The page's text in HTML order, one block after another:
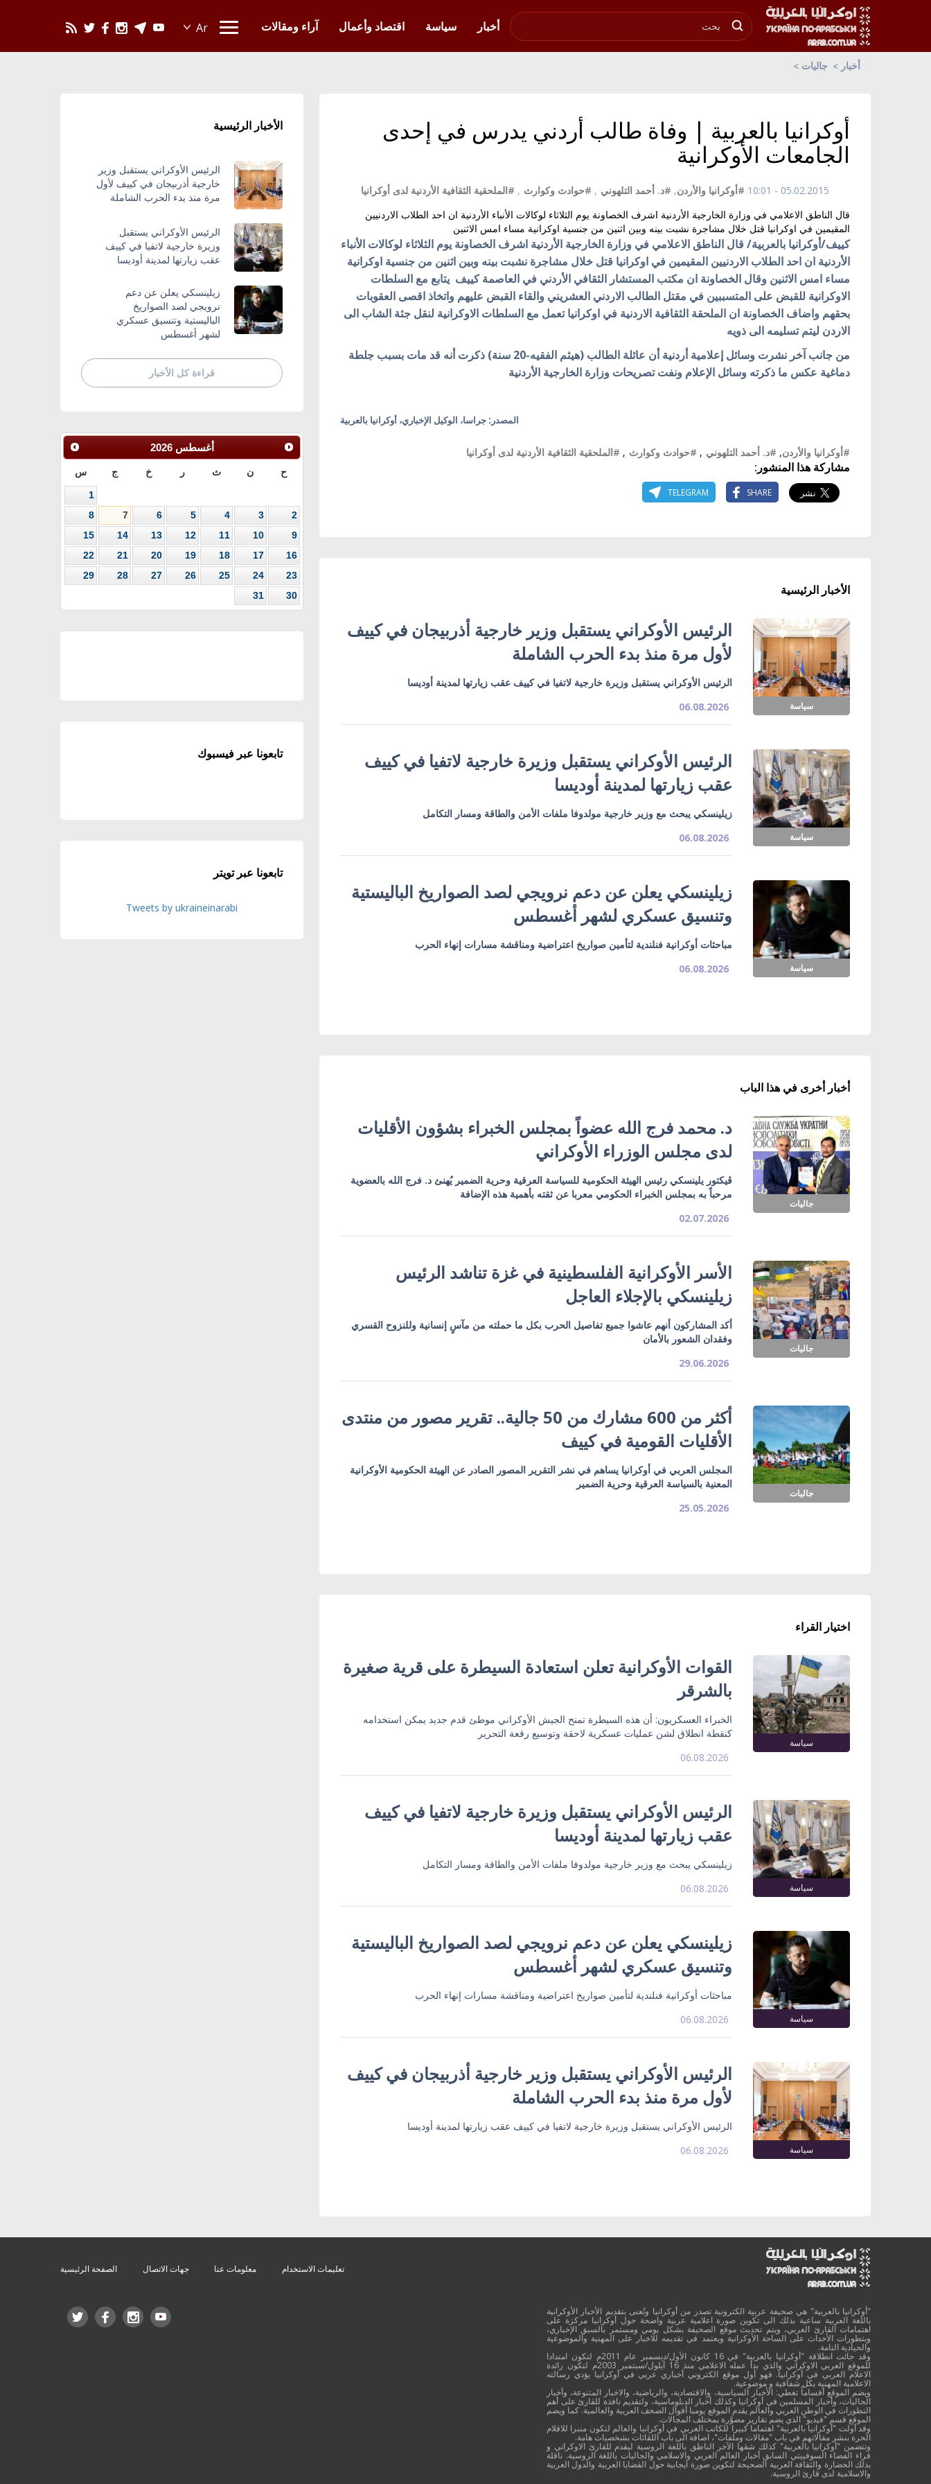
أخبار
سياسة اقتصاد وأعمال آراء ومقالات
أخبار جاليات
أوكرانيا بالعربية | وفاة طالب أردني يدرس في إحدى
الجامعات الأوكرانية
05.02.2015 - 10:01 #أوكرانيا والأردن, #د. أحمد التلهوني , #حوادث وكوارث , #الملحقية الثقافية الأردنية لدى أوكرانيا
قال الناطق الاعلامي في وزارة الخارجية الأردنية اشرف الخصاونة يوم الثلاثاء لوكالات الأنباء الأردنية ان احد الطلاب الاردنيين
المقيمين في اوكرانيا قتل خلال مشاجرة نشبت بينه وبين اثنين من جنسية اوكرانية مساء امس الاثنين
كييف/أوكرانيا بالعربية/ قال الناطق الاعلامي في وزارة الخارجية الأردنية اشرف الخصاونة يوم الثلاثاء لوكالات الأنباء
الأردنية ان احد الطلاب الاردنيين المقيمين في اوكرانيا قتل خلال مشاجرة نشبت بينه وبين اثنين من جنسية اوكرانية
مساء امس الاثنين وقال الخصاونة ان مكتب المستشار الثقافي الأردني في العاصمة كييف يتابع مع السلطات
الاوكرانية للقبض على المتسببين في مقتل الطالب الاردني العشريني والقاء القبض عليهم واتخاذ اقصى العقوبات
بحقهم واضاف الخصاونة ان الملحقة الثقافية الاردنية في اوكرانيا تعمل مع السلطات الاوكرانية لنقل جثة الشاب الى
الاردن ليتم تسليمه الى ذويه
من جانب آخر نشرت وسائل إعلامية أردنية أن عائلة الطالب (هيثم الفقيه-20 سنة) ذكرت أنه قد مات بسبب جلطة
دماغية عكس ما ذكرته وسائل الإعلام ونفت تصريحات وزارة الخارجية الأردنية
المصدر: جراسا، الوكيل الإخباري، أوكرانيا بالعربية
#أوكرانيا والأردن, #د. أحمد التلهوني , #حوادث وكوارث , #الملحقية الثقافية الأردنية لدى أوكرانيا
مشاركة هذا المنشور:
SHARE
TELEGRAM
الأخبار الرئيسية
سياسة
الرئيس الأوكراني يستقبل وزير خارجية أذربيجان في كييف
لأول مرة منذ بدء الحرب الشاملة
الرئيس الأوكراني يستقبل وزيرة خارجية لاتفيا في كييف عقب زيارتها لمدينة أوديسا
06.08.2026
سياسة
الرئيس الأوكراني يستقبل وزيرة خارجية لاتفيا في كييف
عقب زيارتها لمدينة أوديسا
زيلينسكي يبحث مع وزير خارجية مولدوفا ملفات الأمن والطاقة ومسار التكامل
06.08.2026
سياسة
زيلينسكي يعلن عن دعم نرويجي لصد الصواريخ الباليستية
وتنسيق عسكري لشهر أغسطس
مباحثات أوكرانية فنلندية لتأمين صواريخ اعتراضية ومناقشة مسارات إنهاء الحرب
06.08.2026
أخبار أخرى في هذا الباب
جاليات
د. محمد فرج الله عضواً بمجلس الخبراء بشؤون الأقليات
لدى مجلس الوزراء الأوكراني
ڤيكتور يلينسكي رئيس الهيئة الحكومية للسياسة العرقية وحرية الضمير يُهنئ د. فرج الله بالعضوية
مرحباً به بمجلس الخبراء الحكومي معربا عن ثقته بأهمية هذه الإضافة
02.07.2026
جاليات
الأسر الأوكرانية الفلسطينية في غزة تناشد الرئيس
زيلينسكي بالإجلاء العاجل
أكد المشاركون أنهم عاشوا جميع تفاصيل الحرب بكل ما حملته من مآسٍ إنسانية وللنزوح القسري
وفقدان الشعور بالأمان
29.06.2026
جاليات
أكثر من 600 مشارك من 50 جالية.. تقرير مصور من منتدى
الأقليات القومية في كييف
المجلس العربي في أوكرانيا يساهم في نشر التقرير المصور الصادر عن الهيئة الحكومية الأوكرانية
المعنية بالسياسة العرقية وحرية الضمير
25.05.2026
اختيار القراء
سياسة
القوات الأوكرانية تعلن استعادة السيطرة على قرية صغيرة
بالشرقر
الخبراء العسكريون: أن هذه السيطرة تمنح الجيش الأوكراني موطئ قدم جديد يمكن استخدامه
كنقطة انطلاق لشن عمليات عسكرية لاحقة وتوسيع رقعة التحرير
06.08.2026
سياسة
الرئيس الأوكراني يستقبل وزيرة خارجية لاتفيا في كييف
عقب زيارتها لمدينة أوديسا
زيلينسكي يبحث مع وزير خارجية مولدوفا ملفات الأمن والطاقة ومسار التكامل
06.08.2026
سياسة
زيلينسكي يعلن عن دعم نرويجي لصد الصواريخ الباليستية
وتنسيق عسكري لشهر أغسطس
مباحثات أوكرانية فنلندية لتأمين صواريخ اعتراضية ومناقشة مسارات إنهاء الحرب
06.08.2026
سياسة
الرئيس الأوكراني يستقبل وزير خارجية أذربيجان في كييف
لأول مرة منذ بدء الحرب الشاملة
الرئيس الأوكراني يستقبل وزيرة خارجية لاتفيا في كييف عقب زيارتها لمدينة أوديسا
06.08.2026
الأخبار الرئيسية
الرئيس الأوكراني يستقبل وزير
خارجية أذربيجان في كييف لأول
مرة منذ بدء الحرب الشاملة
الرئيس الأوكراني يستقبل
وزيرة خارجية لاتفيا في كييف
عقب زيارتها لمدينة أوديسا
زيلينسكي يعلن عن دعم
نرويجي لصد الصواريخ
الباليستية وتنسيق عسكري
لشهر أغسطس
قراءة كل الأخبار
أغسطس 2026
ح ن ث ر خ ج س
1
2
3
4
5
6
7
8
9
10
11
12
13
14
15
16
17
18
19
20
21
22
23
24
25
26
27
28
29
30
31
تابعونا عبر فيسبوك
تابعونا عبر تويتر
Tweets by ukraineinarabi
"أوكرانيا بالعربية" هي صحيفة عربية الكترونية تصدر من أوكرانيا وتُعنى بتقديم الأخبار الأوكرانية
باللغة العربية ساعية بذلك الى تكوين صورة اعلامية عربية واضحة حول أوكرانيا مركزة على
اهتمامات القارئ العربي، ويتم تحديث موقع الصحيفة بشكل يومي ومستمر بالسبق الإخباري،
وبتطورات الأحداث على الساحة الأوكرانية ويعتمد في تقديمه للاخبار على المهنية والموضوعية
والحيادية التامة.
وقد جائت انطلاقة "أوكرانيا بالعربية" في 16 كانون الأول/ديسمبر عام 2011م لتكون امتدادا
للموقع العربي الاوكراني والذي بدأ عمله الاعلامي منذ 16 أيلول/سبتمبر 2003م لتكون رائدة
الاعلام العربي في أوكرانيا. فهو أول موقع الكتروني أخباري عربي في أوكرانيا يؤدي رسالته
الاعلامية المهنية بكل شفافية و موضوعية.
ويضم الموقع أقساماً تغطي: الأخبار السياسية، والاقتصادية، والرياضية، والاخبار المتنوعة، وأخبار
الجاليات، وأخبار المسلمين في أوكرانيا وكذلك أخبار الدبلوماسية، ولتقديم نافذة للقارئ على أهم
التطورات في الوطن العربي والعالم يقدم الموقع يوميا أقوال الصحف العربية والعالمية. كما ويضم
الموقع قسم "فيديو" الذي يضم تقارير مصوَّرة بمختلف المجالات.
وقد أولت "أوكرانيا بالعربية" اهتماما كبيرا للكاتب العربي في أوكرانيا والعالم لتكون منبرا للاقلام
الحرة بنشر مقالاتهم في باب "مقالات وملفات"، اضافة الى باب اللقائات بشخصيات هامة.
وتتضمن "أوكرانيا بالعربية" كذلك شقها الآخر الناطق باللغة الروسية ليقدم للقارئ الاوكراني و
قراء الفضاء السوفييتي السابق أخبار العالم العربي والاسلامي والجاليات باللغة الروسية. ناقلة
بذلك الحضارة والثقافة العربية الصحيحة لتكوين صورة ايجابية حول القضايا العربية والدول العربية
والاسلامية لدى قارئ الروسية.
تعليمات الاستخدام معلومات عنا جهات الاتصال الصفحة الرئيسية